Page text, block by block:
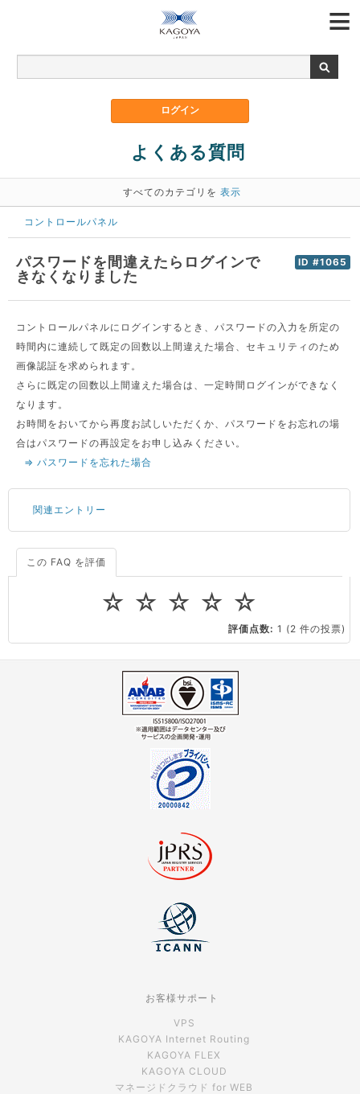
よくある質問
すべてのカテゴリを 表示
コントロールパネル
ID #1065
パスワードを間違えたらログインで
きなくなりました
コントロールパネルにログインするとき、パスワードの入力を所定の
時間内に連続して既定の回数以上間違えた場合、セキュリティのため
画像認証を求められます。
さらに既定の回数以上間違えた場合は、一定時間ログインができなく
なります。
お時間をおいてから再度お試しいただくか、パスワードをお忘れの場
合はパスワードの再設定をお申し込みください。
⇒ パスワードを忘れた場合
関連エントリー
サーバーが重いので調査してほしい
CPUやメモリをアップグレードしたい
この FAQ を評価
☆
☆
☆
☆
☆
評価点数: 1 (2 件の投票)
お客様サポート
VPS
KAGOYA Internet Routing
KAGOYA FLEX
KAGOYA CLOUD
マネージドクラウド for WEB